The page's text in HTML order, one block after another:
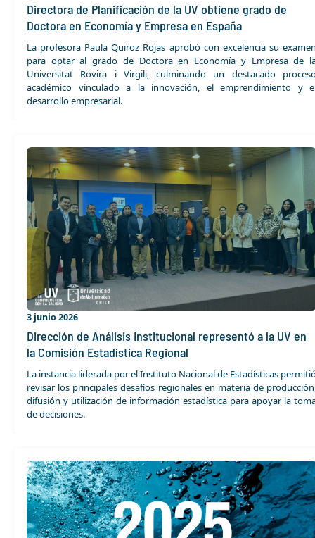
Directora de Planificación de la UV obtiene grado de
Doctora en Economía y Empresa en España
La profesora Paula Quiroz Rojas aprobó con excelencia su
para optar al grado de Doctora en Economía y Empresa de
Universitat Rovira i Virgili, culminando un destacado
académico vinculado a la innovación, el emprendimiento y
desarrollo empresarial.
3 junio 2026
Dirección de Análisis Institucional representó a la UV en
la Comisión Estadística Regional
La instancia liderada por el Instituto Nacional de Estadísticas
revisar los principales desafíos regionales en materia de
difusión y utilización de información estadística para apoyar la
de decisiones.